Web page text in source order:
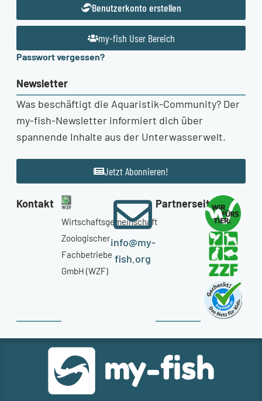
Benutzerkonto erstellen
my-fish User Bereich
Passwort vergessen?
Newsletter
Was beschäftigt die Aquaristik-Community? Der
my-fish-Newsletter informiert dich über
spannende Inhalte aus der Unterwasserwelt.
Jetzt Abonnieren!
Kontakt
Wirtschaftsgemeinschaft
Zoologischer
Fachbetriebe
GmbH (WZF)
info@my-
fish.org
Partnerseiten